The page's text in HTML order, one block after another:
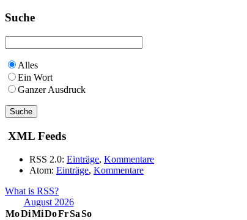
Suche
Alles
Ein Wort
Ganzer Ausdruck
XML Feeds
RSS 2.0: Einträge, Kommentare
Atom: Einträge, Kommentare
What is RSS?
August 2026
MoDiMiDoFrSaSo